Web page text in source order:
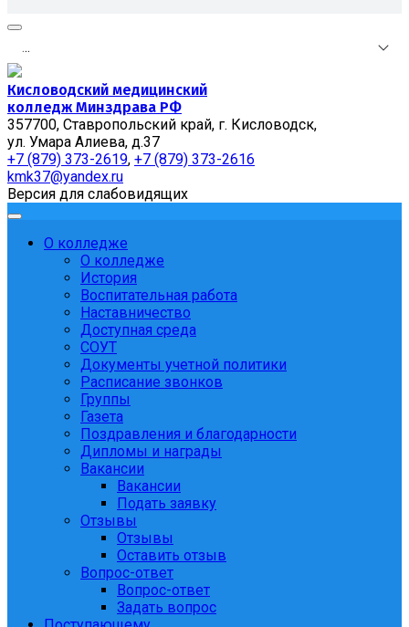
...
Кисловодский медицинский
колледж Минздрава РФ
357700, Ставропольский край, г. Кисловодск,
ул. Умара Алиева, д.37
+7 (879) 373-2619, +7 (879) 373-2616
kmk37@yandex.ru
Версия для слабовидящих
О колледже
О колледже
История
Воспитательная работа
Наставничество
Доступная среда
СОУТ
Документы учетной политики
Расписание звонков
Группы
Газета
Поздравления и благодарности
Дипломы и награды
Вакансии
Вакансии
Подать заявку
Отзывы
Отзывы
Оставить отзыв
Вопрос-ответ
Вопрос-ответ
Задать вопрос